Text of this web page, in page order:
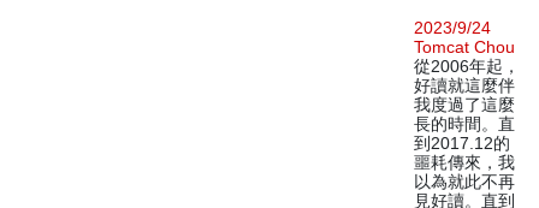
2023/9/24
Tomcat Chou
從2006年起，
好讀就這麼伴
我度過了這麼
長的時間。直
到2017.12的
噩耗傳來，我
以為就此不再
見好讀。直到